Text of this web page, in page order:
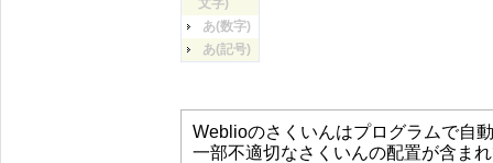
文字)
あ(数字)
あ(記号)
Weblioのさくいんはプログラムで自
一部不適切なさくいんの配置が含ま